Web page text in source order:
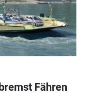
Fähren